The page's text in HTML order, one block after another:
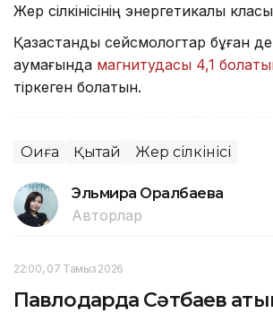
Жер сілкінісінің энергетикалық
Қазақстандық сейсмологтар бұған
аумағында магнитудасы 4,1
тіркеген болатын.
Оқиға Қытай Жер сілкінісі
Эльмира Оралбаева
Авторлар
22:00, 07 Тамыз 2026
Павлодарда Сәтбаев